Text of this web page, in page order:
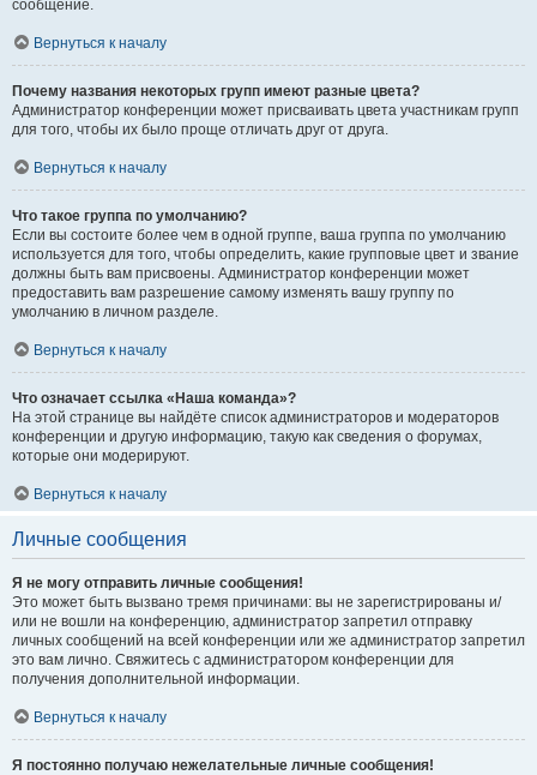
сообщение.
Вернуться к началу
Почему названия некоторых групп имеют разные цвета?
Администратор конференции может присваивать цвета участникам групп
для того, чтобы их было проще отличать друг от друга.
Вернуться к началу
Что такое группа по умолчанию?
Если вы состоите более чем в одной группе, ваша группа по умолчанию
используется для того, чтобы определить, какие групповые цвет и звание
должны быть вам присвоены. Администратор конференции может
предоставить вам разрешение самому изменять вашу группу по
умолчанию в личном разделе.
Вернуться к началу
Что означает ссылка «Наша команда»?
На этой странице вы найдёте список администраторов и модераторов
конференции и другую информацию, такую как сведения о форумах,
которые они модерируют.
Вернуться к началу
Личные сообщения
Я не могу отправить личные сообщения!
Это может быть вызвано тремя причинами: вы не зарегистрированы и/
или не вошли на конференцию, администратор запретил отправку
личных сообщений на всей конференции или же администратор запретил
это вам лично. Свяжитесь с администратором конференции для
получения дополнительной информации.
Вернуться к началу
Я постоянно получаю нежелательные личные сообщения!